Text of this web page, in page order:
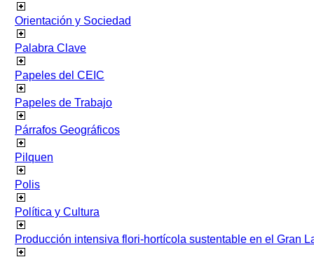
Orientación y Sociedad
Palabra Clave
Papeles del CEIC
Papeles de Trabajo
Párrafos Geográficos
Pilquen
Polis
Política y Cultura
Producción intensiva flori-hortícola sustentable en el Gran